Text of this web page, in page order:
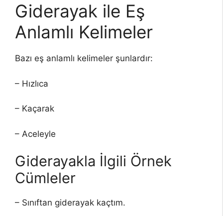
Giderayak ile Eş
Anlamlı Kelimeler
Bazı eş anlamlı kelimeler şunlardır:
– Hızlıca
– Kaçarak
– Aceleyle
Giderayakla İlgili Örnek
Cümleler
– Sınıftan giderayak kaçtım.